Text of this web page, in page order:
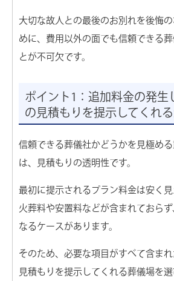
大切な故人との最後のお別れを後悔
めに、費用以外の面でも信頼できる
とが不可欠です。
ポイント1：追加料金の発生
の見積もりを提示してくれ
信頼できる葬儀社かどうかを見極め
は、見積もりの透明性です。
最初に提示されるプラン料金は安く
火葬料や安置料などが含まれておら
なるケースがあります。
そのため、必要な項目がすべて含ま
見積もりを提示してくれる葬儀場を選